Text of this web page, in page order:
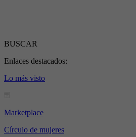
BUSCAR
Enlaces destacados:
Lo más visto
Marketplace
Círculo de mujeres